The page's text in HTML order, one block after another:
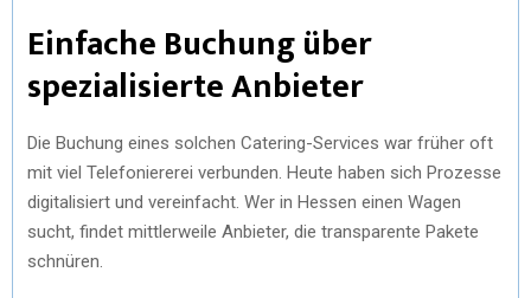
Einfache Buchung über
spezialisierte Anbieter
Die Buchung eines solchen Catering-Services war früher oft
mit viel Telefoniererei verbunden. Heute haben sich Prozesse
digitalisiert und vereinfacht. Wer in Hessen einen Wagen
sucht, findet mittlerweile Anbieter, die transparente Pakete
schnüren.